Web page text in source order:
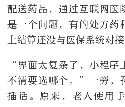
配送药品，通过互联网医
是一个问题。有的处方药
上结算还没与医保系统对接
“界面太复杂了，小程序
不清要选哪个。”一旁，
插话。原来，老人使用